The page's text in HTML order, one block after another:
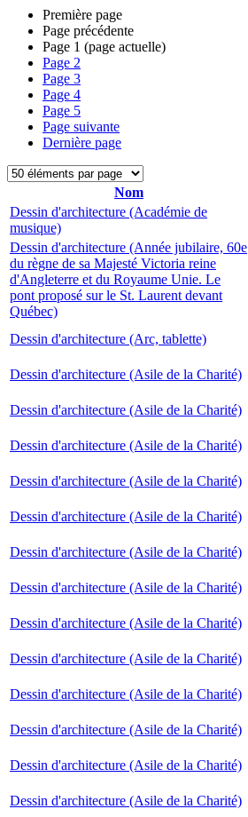
Première page
Page précédente
Page 1 (page actuelle)
Page 2
Page 3
Page 4
Page 5
Page suivante
Dernière page
Nom
Dessin d'architecture (Académie de
musique)
Dessin d'architecture (Année jubilaire, 60e
du règne de sa Majesté Victoria reine
d'Angleterre et du Royaume Unie. Le
pont proposé sur le St. Laurent devant
Québec)
Dessin d'architecture (Arc, tablette)
Dessin d'architecture (Asile de la Charité)
Dessin d'architecture (Asile de la Charité)
Dessin d'architecture (Asile de la Charité)
Dessin d'architecture (Asile de la Charité)
Dessin d'architecture (Asile de la Charité)
Dessin d'architecture (Asile de la Charité)
Dessin d'architecture (Asile de la Charité)
Dessin d'architecture (Asile de la Charité)
Dessin d'architecture (Asile de la Charité)
Dessin d'architecture (Asile de la Charité)
Dessin d'architecture (Asile de la Charité)
Dessin d'architecture (Asile de la Charité)
Dessin d'architecture (Asile de la Charité)